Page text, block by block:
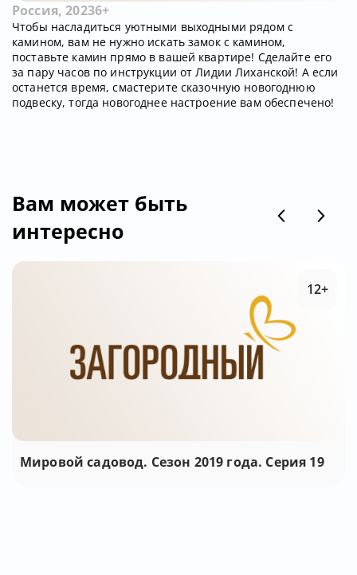
Россия, 20236+
Чтобы насладиться уютными выходными рядом с
камином, вам не нужно искать замок с камином,
поставьте камин прямо в вашей квартире! Сделайте его
за пару часов по инструкции от Лидии Лиханской! А если
останется время, смастерите сказочную новогоднюю
подвеску, тогда новогоднее настроение вам обеспечено!
Вам может быть
интересно
Мировой садовод. Сезон 2019 года. Серия 19
12+